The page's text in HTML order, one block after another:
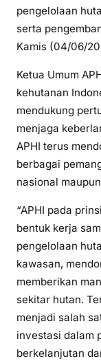
pengelolaan
serta
Kamis (04/06/
Ketua Umum
kehutanan
mendukung
menjaga
APHI terus
berbagai
nasional
“APHI pada
bentuk kerja
pengelolaan
kawasan,
memberikan
sekitar hutan.
menjadi salah
investasi dalam
berkelanjutan